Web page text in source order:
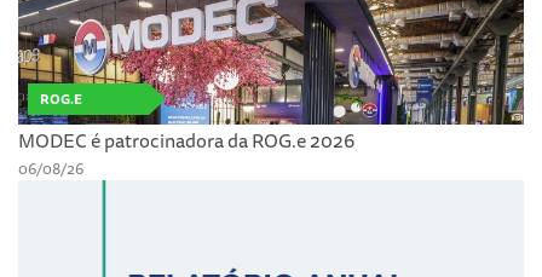
ROG.E
MODEC é patrocinadora da ROG.e 2026
06/08/26